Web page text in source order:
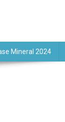
Mineral 2024